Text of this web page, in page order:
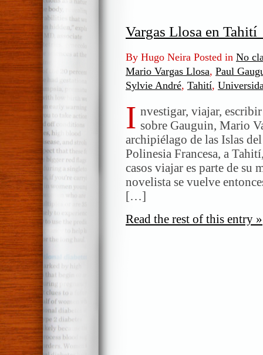
Vargas Llosa en
By Hugo Neira Posted in No
Mario Vargas Llosa, Paul
Sylvie André, Tahití,
I nvestigar, viajar,
sobre Gauguin, Mario
archipiélago de las Islas
Polinesia Francesa, a
casos viajar es parte de su
novelista se vuelve
[…]
Read the rest of this entry »